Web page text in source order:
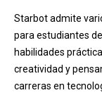
Starbot admite
para estudiantes
habilidades
creatividad y
carreras en